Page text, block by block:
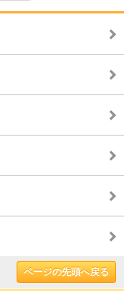
ページの先頭へ戻る